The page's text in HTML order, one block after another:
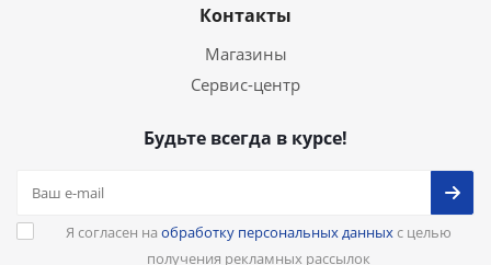
Контакты
Магазины
Сервис-центр
Будьте всегда в курсе!
Я согласен на обработку персональных данныхс целью
получения рекламных рассылок